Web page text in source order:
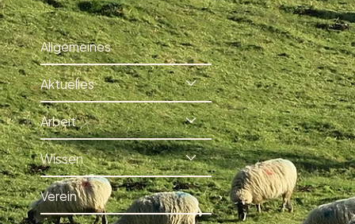
Allgemeines
Aktuelles
Arbeit
Wissen
Verein